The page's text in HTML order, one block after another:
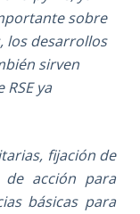
sobre
los desa­rrollos
sirven
ya
fijación de
de acción para
básicas para